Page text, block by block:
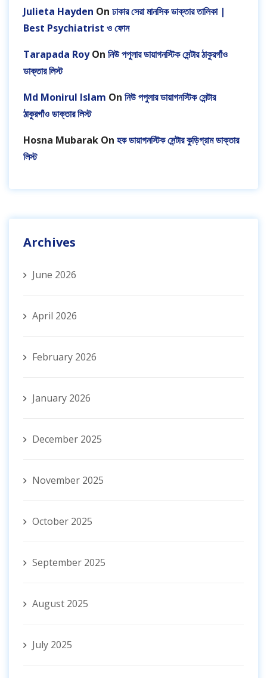
Julieta Hayden On ঢাকার সেরা মানসিক ডাক্তার তালিকা |
Best Psychiatrist ও ফোন
Tarapada RoyOn নিউ পপুলার ডায়াগনস্টিক সেন্টার ঠাকুরগাঁও
ডাক্তার লিস্ট
Md Monirul Islam On নিউ পপুলার ডায়াগনস্টিক সেন্টার
ঠাকুরগাঁও ডাক্তার লিস্ট
Hosna Mubarak On হক ডায়াগনস্টিক সেন্টার কুড়িগ্রাম ডাক্তার
লিস্ট
Archives
June 2026
April 2026
February 2026
January 2026
December 2025
November 2025
October 2025
September 2025
August 2025
July 2025